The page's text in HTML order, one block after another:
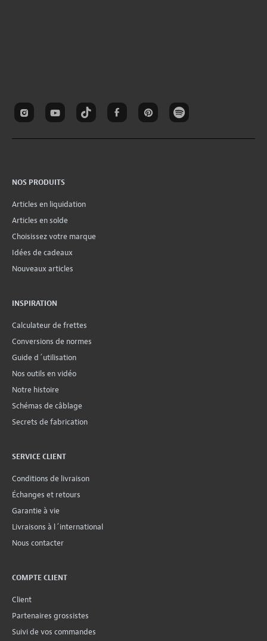
NOS PRODUITS
Articles en liquidation
Articles en solde
Choisissez votre marque
Idées de cadeaux
Nouveaux articles
INSPIRATION
Calculateur de frettes
Conversions de normes
Guide d´utilisation
Nos outils en vidéo
Notre histoire
Schémas de câblage
Secrets de fabrication
SERVICE CLIENT
Conditions de livraison
Échanges et retours
Garantie à vie
Livraisons à l´international
Nous contacter
COMPTE CLIENT
Client
Partenaires grossistes
Suivi de vos commandes